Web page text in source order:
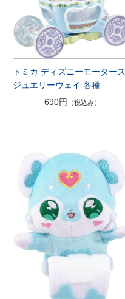
トミカ ディズニーモータース
ジュエリーウェイ 各種
690円
（税込み）